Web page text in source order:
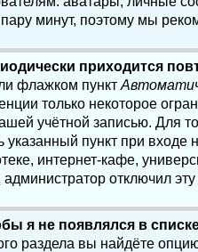
минут, поэтому мы
приходится
флажком пункт
только некоторое
учётной записью. Для
пункт при
интернет-кафе,
администратор отключил
я не появлялся в
раздела вы найдёте